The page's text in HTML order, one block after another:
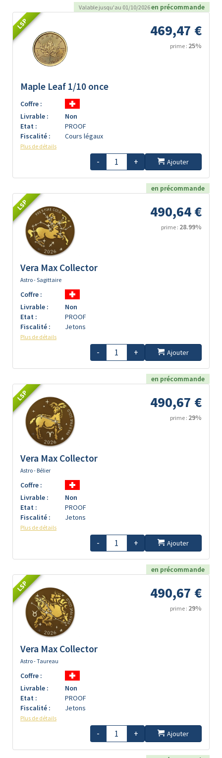
Valable jusqu'au 01/10/2026en précommande
LSP 469,47 €
prime : 25%
Maple Leaf 1/10 once
Coffre :
Livrable :
Non
Etat :
PROOF
Fiscalité :
Cours légaux
Plus de détails
- + Ajouter
en précommande
LSP 490,64 €
prime : 28.99%
Vera Max Collector
Astro - Sagittaire
Coffre :
Livrable :
Non
Etat :
PROOF
Fiscalité :
Jetons
Plus de détails
- + Ajouter
en précommande
LSP 490,67 €
prime : 29%
Vera Max Collector
Astro - Bélier
Coffre :
Livrable :
Non
Etat :
PROOF
Fiscalité :
Jetons
Plus de détails
- + Ajouter
en précommande
LSP 490,67 €
prime : 29%
Vera Max Collector
Astro - Taureau
Coffre :
Livrable :
Non
Etat :
PROOF
Fiscalité :
Jetons
Plus de détails
- + Ajouter